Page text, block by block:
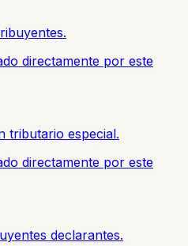
directamente por este
tributario especial.
directamente por este
declarantes.